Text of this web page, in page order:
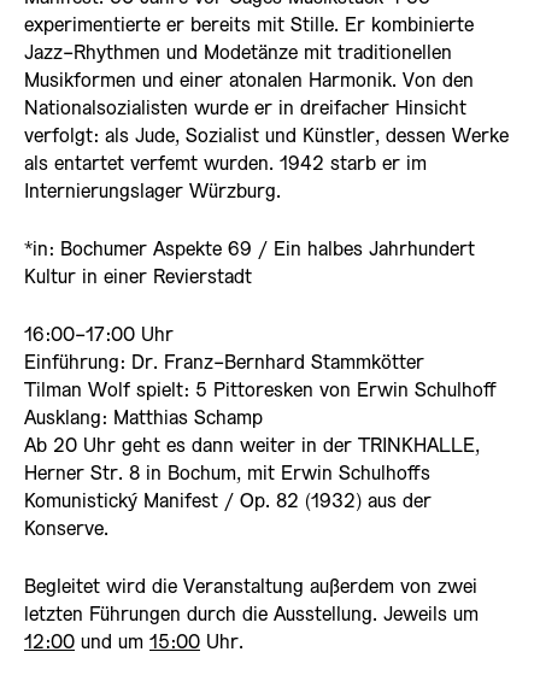
experimentierte er bereits mit Stille. Er kombinierte
Jazz-Rhythmen und Modetänze mit traditionellen
Musikformen und einer atonalen Harmonik. Von den
Nationalsozialisten wurde er in dreifacher Hinsicht
verfolgt: als Jude, Sozialist und Künstler, dessen Werke
als entartet verfemt wurden. 1942 starb er im
Internierungslager Würzburg.
*in: Bochumer Aspekte 69 / Ein halbes Jahrhundert
Kultur in einer Revierstadt
16:00-17:00 Uhr
Einführung: Dr. Franz-Bernhard Stammkötter
Tilman Wolf spielt: 5 Pittoresken von Erwin Schulhoff
Ausklang: Matthias Schamp
Ab 20 Uhr geht es dann weiter in der TRINKHALLE,
Herner Str. 8 in Bochum, mit Erwin Schulhoffs
Komunistický Manifest / Op. 82 (1932) aus der
Konserve.
Begleitet wird die Veranstaltung außerdem von zwei
letzten Führungen durch die Ausstellung. Jeweils um
12:00 und um 15:00 Uhr.